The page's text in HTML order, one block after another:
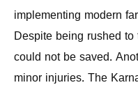
implementing modern
Despite being rushed
could not be saved.
minor injuries. The